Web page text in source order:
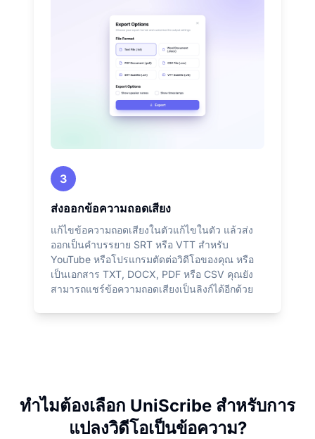
3
ส่งออกข้อความถอดเสียง
แก้ไขข้อความถอดเสียงในตัวแก้ไขในตัว แล้วส่ง
ออกเป็นคำบรรยาย SRT หรือ VTT สำหรับ
YouTube หรือโปรแกรมตัดต่อวิดีโอของคุณ หรือ
เป็นเอกสาร TXT, DOCX, PDF หรือ CSV คุณยัง
สามารถแชร์ข้อความถอดเสียงเป็นลิงก์ได้อีกด้วย
ทำไมต้องเลือก UniScribe สำหรับการ
แปลงวิดีโอเป็นข้อความ?